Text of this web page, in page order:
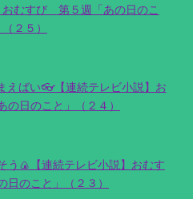
むすび 第５週「あの日のこ
２５）
えばい👓【連続テレビ小説】お
日のこと」（２４）
う🍙【連続テレビ小説】おむす
のこと」（２３）